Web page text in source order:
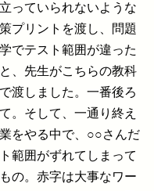
っていられないような
プリントを渡し、問題
でテスト範囲が違った
、先生がこちらの教科
渡しました。一番後ろ
。そして、一通り終え
をやる中で、○○さんだ
範囲がずれてしまって
の。赤字は大事なワー